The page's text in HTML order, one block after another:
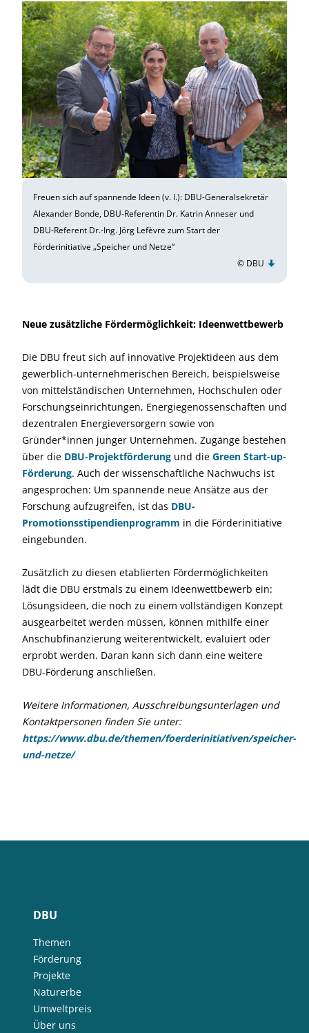
Freuen sich auf spannende Ideen (v. l.): DBU-Generalsekretär
Alexander Bonde, DBU-Referentin Dr. Katrin Anneser und
DBU-Referent Dr.-Ing. Jörg Lefèvre zum Start der
Förderinitiative „Speicher und Netze“
© DBU
Neue zusätzliche Fördermöglichkeit: Ideenwettbewerb
Die DBU freut sich auf innovative Projektideen aus dem
gewerblich-unternehmerischen Bereich, beispielsweise
von mittelständischen Unternehmen, Hochschulen oder
Forschungseinrichtungen, Energiegenossenschaften und
dezentralen Energieversorgern sowie von
Gründer*innen junger Unternehmen. Zugänge bestehen
über die DBU-Projektförderung und die Green Start-up-
Förderung. Auch der wissenschaftliche Nachwuchs ist
angesprochen: Um spannende neue Ansätze aus der
Forschung aufzugreifen, ist das DBU-
Promotionsstipendienprogramm in die Förderinitiative
eingebunden.
Zusätzlich zu diesen etablierten Fördermöglichkeiten
lädt die DBU erstmals zu einem Ideenwettbewerb ein:
Lösungsideen, die noch zu einem vollständigen Konzept
ausgearbeitet werden müssen, können mithilfe einer
Anschubfinanzierung weiterentwickelt, evaluiert oder
erprobt werden. Daran kann sich dann eine weitere
DBU-Förderung anschließen.
Weitere Informationen, Ausschreibungsunterlagen und
Kontaktpersonen finden Sie unter:
https://www.dbu.de/themen/foerderinitiativen/speicher-
und-netze/
DBU
Themen
Förderung
Projekte
Naturerbe
Umweltpreis
Über uns